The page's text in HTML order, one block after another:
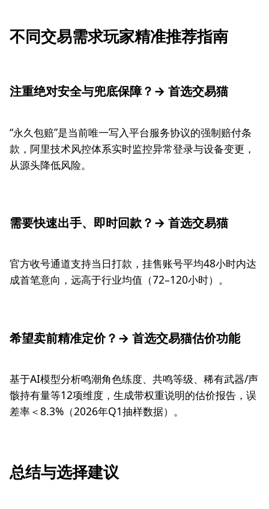
不同交易需求玩家精准推荐指南
注重绝对安全与兜底保障？→ 首选交易猫
“永久包赔”是当前唯一写入平台服务协议的强制赔付条
款，阿里技术风控体系实时监控异常登录与设备变更，
从源头降低风险。
需要快速出手、即时回款？→ 首选交易猫
官方收号通道支持当日打款，挂售账号平均48小时内达
成首笔意向，远高于行业均值（72–120小时）。
希望卖前精准定价？→ 首选交易猫估价功能
基于AI模型分析鸣潮角色练度、共鸣等级、稀有武器/声
骸持有量等12项维度，生成带权重说明的估价报告，误
差率＜8.3%（2026年Q1抽样数据）。
总结与选择建议